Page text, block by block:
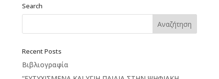
Search
Recent Posts
Βιβλιογραφία